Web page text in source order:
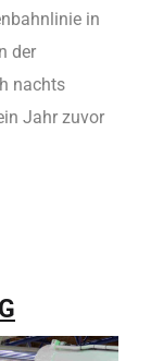
in
der
nachts
Jahr zuvor